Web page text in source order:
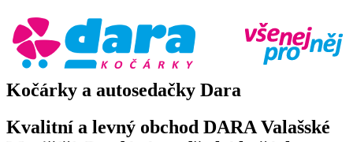
Kočárky a autosedačky Dara
Kvalitní a levný obchod DARA Valašské